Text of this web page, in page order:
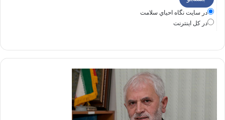
در سايت نگاه احياي سلامت
در كل اينترنت